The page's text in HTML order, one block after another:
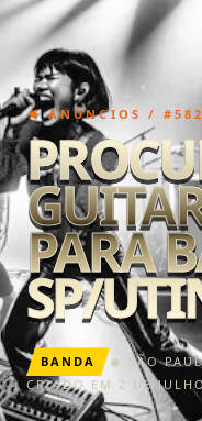
Minha Conta
Contato
◀ ANÚNCIOS / #
PARA
SP/
BANDA ◉ SÃO
CRIADO EM 2 DE